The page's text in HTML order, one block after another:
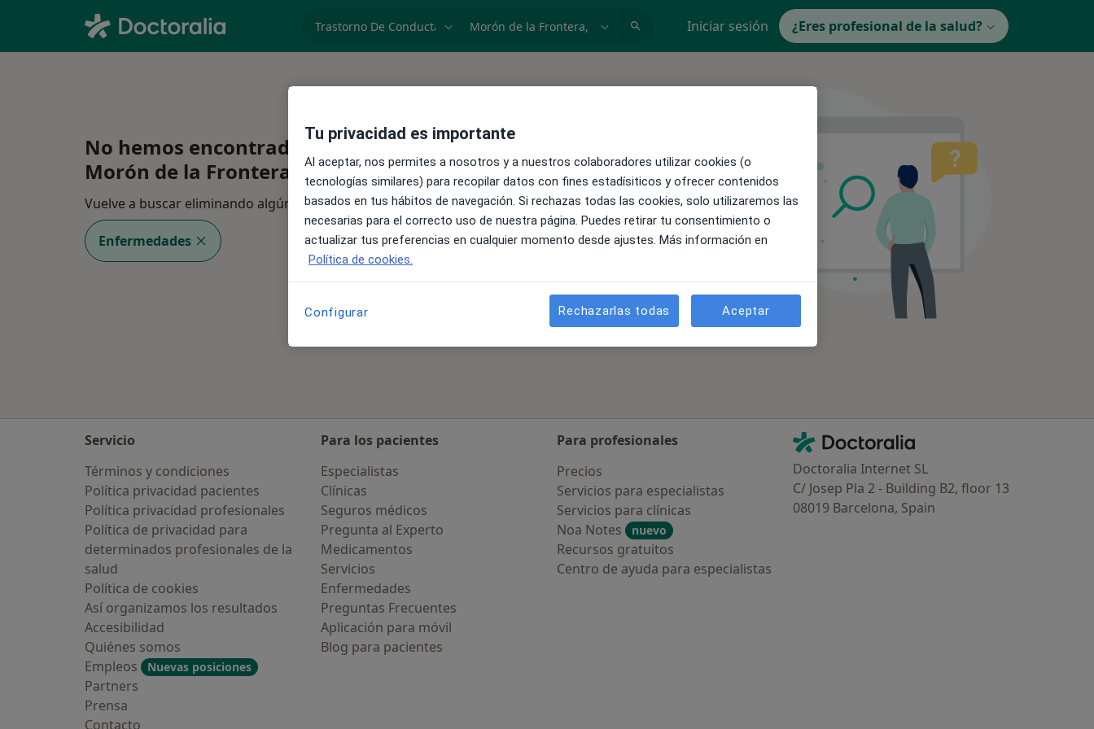
especialidad, enfermedad o nombre
p. ej. Madrid Iniciar sesión ¿Eres profesional de la salud?
No hemos encontrado ningún Trastorno de conducta en
Morón de la Frontera, Sevilla
Vuelve a buscar eliminando algún filtro:
Enfermedades
Servicio
Términos y condiciones
Política privacidad pacientes
Política privacidad profesionales
Política de privacidad para
determinados profesionales de la
salud
Política de cookies
Así organizamos los resultados
Accesibilidad
Quiénes somos
Empleos
Nuevas posiciones
Partners
Prensa
Contacto
Para los pacientes
Especialistas
Clínicas
Seguros médicos
Pregunta al Experto
Medicamentos
Servicios
Enfermedades
Preguntas Frecuentes
Aplicación para móvil
Blog para pacientes
Para profesionales
Precios
Servicios para especialistas
Servicios para clínicas
Noa Notes
nuevo
Recursos gratuitos
Centro de ayuda para especialistas
Contacto
Doctoralia - Página de inicio
Doctoralia Internet SL
C/ Josep Pla 2 - Building B2, floor 13
08019 Barcelona, Spain
Tu privacidad es importante
Al aceptar, nos permites a nosotros y a nuestros colaboradores utilizar cookies (o
tecnologías similares) para recopilar datos con fines estadísiticos y ofrecer contenidos
basados en tus hábitos de navegación. Si rechazas todas las cookies, solo utilizaremos las
necesarias para el correcto uso de nuestra página. Puedes retirar tu consentimiento o
actualizar tus preferencias en cualquier momento desde ajustes. Más información en
Política de cookies.
Configurar Rechazarlas todas Aceptar